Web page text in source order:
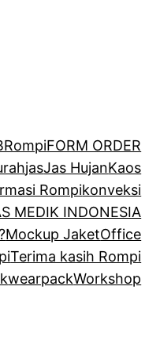
FORM ORDER
jasJas HujanKaos
Rompikonveksi
MEDIK INDONESIA
Mockup JaketOffice
Terima kasih Rompi
wearpackWorkshop